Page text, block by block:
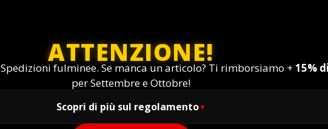
ATTENZIONE!
Spedizioni fulminee. Se manca un articolo? Ti rimborsiamo + 15%
per Settembre e Ottobre!
Scopri di più sul regolamento